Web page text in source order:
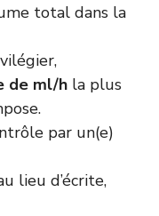
total dans la
de ml/h la plus
par un(e)
lieu d’écrite,